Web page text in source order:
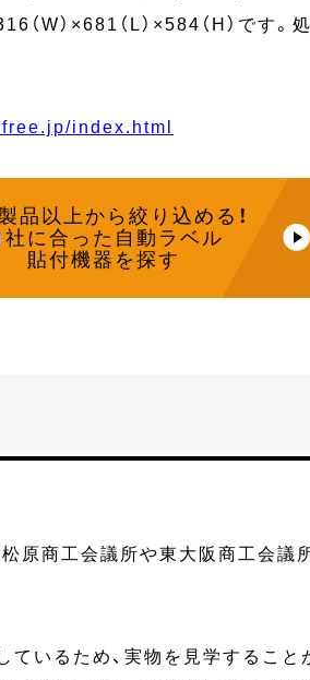
W）×681（L）×584（H）です
index.html
品以上から 絞り込める！
社に合った自動ラベル
貼付機器を探す
原商工会議所や東大阪商工会議
いるため、実物を見学するこ